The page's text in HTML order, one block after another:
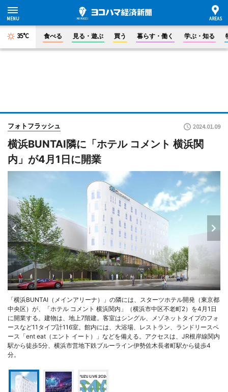
35°C 食べる 見る・遊ぶ 買う 暮らす・働く 学ぶ・知る
フォトフラッシュ 2024.01.09
横浜BUNTAI隣に「ホテル コメント 横浜関
内」が4月1日に開業
「横浜BUNTAI（メインアリーナ）」の隣には、スターツホテル開発（東京都
中央区）が、「ホテル コメント 横浜関内」（横浜市中区不老町2）を4月1日
に開業する。建物は、地上7階建。客室はシングル、メゾネットタイプのフォ
ースなど11タイプ計116室。館内には、大浴場、レストラン、ランドリースペ
ース「ent eat（エント イート）」などを備える。アクセスは、JR根岸線関内
駅から徒歩5分、横浜市営地下鉄ブルーライン伊勢佐木長者町駅から徒歩4
分。